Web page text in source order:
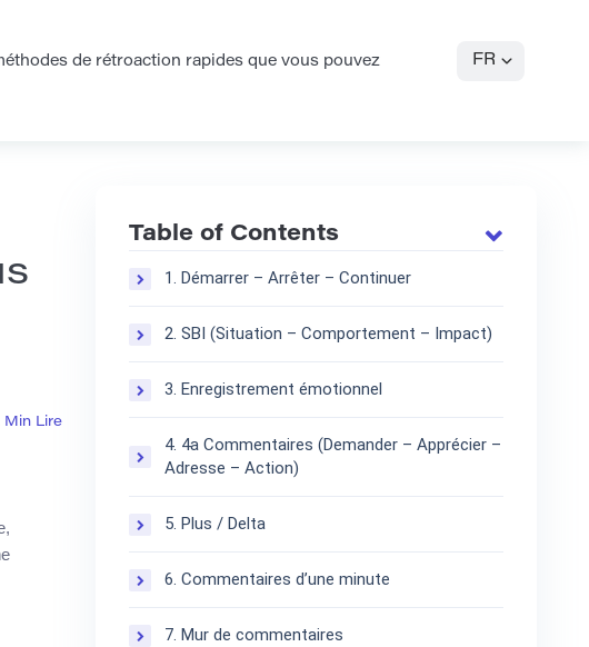
de rétroaction rapides que vous pouvez
FR
Min Lire
Table of Contents
1. Démarrer – Arrêter – Continuer
2. SBI (Situation – Comportement – Impact)
3. Enregistrement émotionnel
4. 4a Commentaires (Demander – Apprécier –
Adresse – Action)
5. Plus / Delta
6. Commentaires d’une minute
7. Mur de commentaires